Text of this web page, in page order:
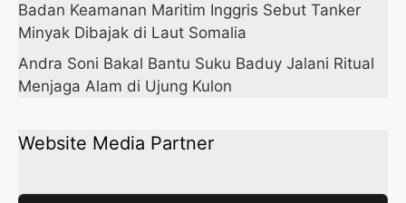
Badan Keamanan Maritim Inggris Sebut Tanker
Minyak Dibajak di Laut Somalia
Andra Soni Bakal Bantu Suku Baduy Jalani Ritual
Menjaga Alam di Ujung Kulon
Website Media Partner